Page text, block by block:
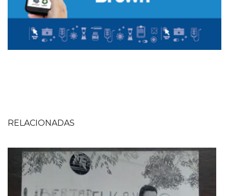
RELACIONADAS
Imagen